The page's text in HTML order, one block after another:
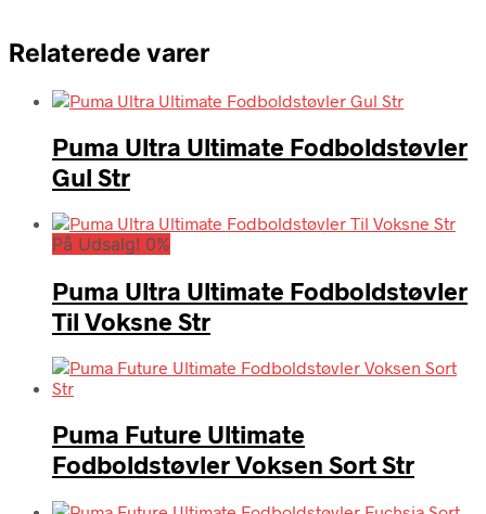
Relaterede varer
Puma Ultra Ultimate Fodboldstøvler
Gul Str
På Udsalg! 0%
Puma Ultra Ultimate Fodboldstøvler
Til Voksne Str
Puma Future Ultimate
Fodboldstøvler Voksen Sort Str